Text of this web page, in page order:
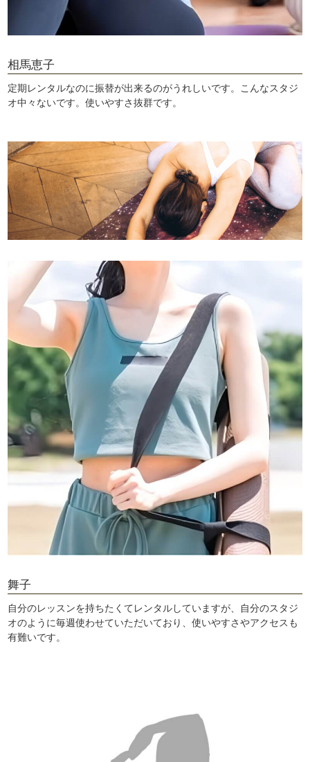
相馬恵子
定期レンタルなのに振替が出来るのがうれしいです。こんなスタジ
オ中々ないです。使いやすさ抜群です。
舞子
自分のレッスンを持ちたくてレンタルしていますが、自分のスタジ
オのように毎週使わせていただいており、使いやすさやアクセスも
有難いです。